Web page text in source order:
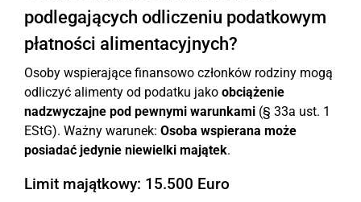
podlegających odliczeniu podatkowym
płatności alimentacyjnych?
Osoby wspierające finansowo członków rodziny mogą
odliczyć alimenty od podatku jako obciążenie
nadzwyczajne pod pewnymi warunkami (§ 33a ust. 1
EStG). Ważny warunek: Osoba wspierana może
posiadać jedynie niewielki majątek.
Limit majątkowy: 15.500 Euro